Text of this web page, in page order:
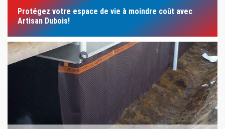
Protégez votre espace de vie à moindre coût avec
Artisan Dubois!